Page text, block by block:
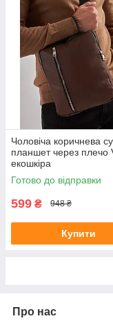
Чоловіча коричнева
планшет через плечо
екошкіра
Готово до відправки
599 ₴ 948 ₴
Купити
Про нас